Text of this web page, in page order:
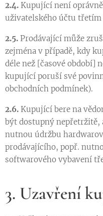
2.4. Kupující není
uživatelského účtu třetím
2.5. Prodávající může
zejména v případě, kdy
déle než [časové období]
kupující poruší své
obchodních podmínek).
2.6. Kupující bere na
být dostupný nepřetržitě,
nutnou údržbu
prodávajícího, popř.
softwarového vybavení
3. Uzavření